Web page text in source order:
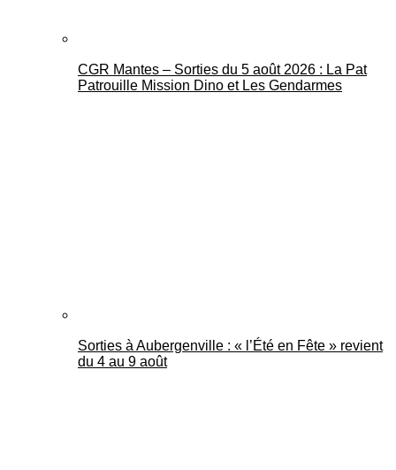
CGR Mantes – Sorties du 5 août 2026 : La Pat
Patrouille Mission Dino et Les Gendarmes
Sorties à Aubergenville : « l’Été en Fête » revient
du 4 au 9 août